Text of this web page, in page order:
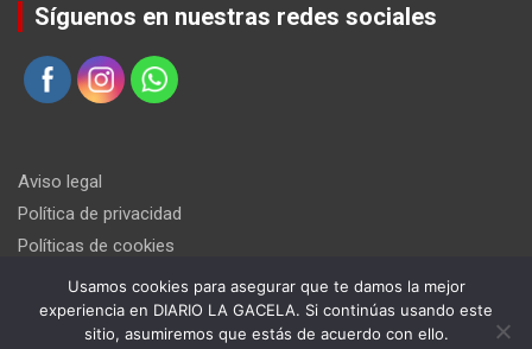
Síguenos en nuestras redes sociales
Aviso legal
Política de privacidad
Políticas de cookies
Usamos cookies para asegurar que te damos la mejor
experiencia en DIARIO LA GACELA. Si continúas usando este
sitio, asumiremos que estás de acuerdo con ello.